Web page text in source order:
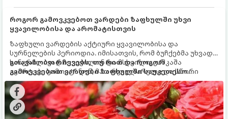
როგორ გამოვკვებოთ ვარდები ზაფხულში უხვი
ყვავილობისა და არომატისთვის
ზაფხული ვარდების აქტიური ყვავილობისა და
სურნელების პერიოდია. იმისათვის, რომ ბუჩქებმა უხვად,
ხანგრძლივად იყვავილონ და მსხვილი, კაშკაშა
კვირტები გამოიტანონ, მათ რეგულარული და სწორი
გამოკვება სჭირდებათ. ზაფხულის პერიოდში მცენარის
მოთხოვნილებები იცვლება, ამიტომ მნიშვნელოვანია
ვიცოდეთ, რომელი სასუქები გამოიყენება ამ დროს.
გთავაზობთ რჩევებს, თუ რით და როგორ
გამოვკვებოთ ვარდები ზაფხულში საუკეთესო
შედეგის მისაღწევად: